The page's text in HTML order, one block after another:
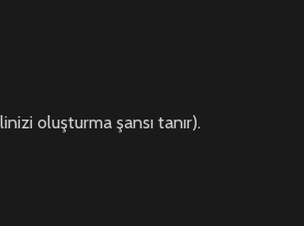
oluşturma şansı tanır).